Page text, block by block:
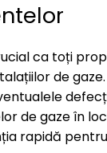
ca toți
de
de gaze în
rapidă